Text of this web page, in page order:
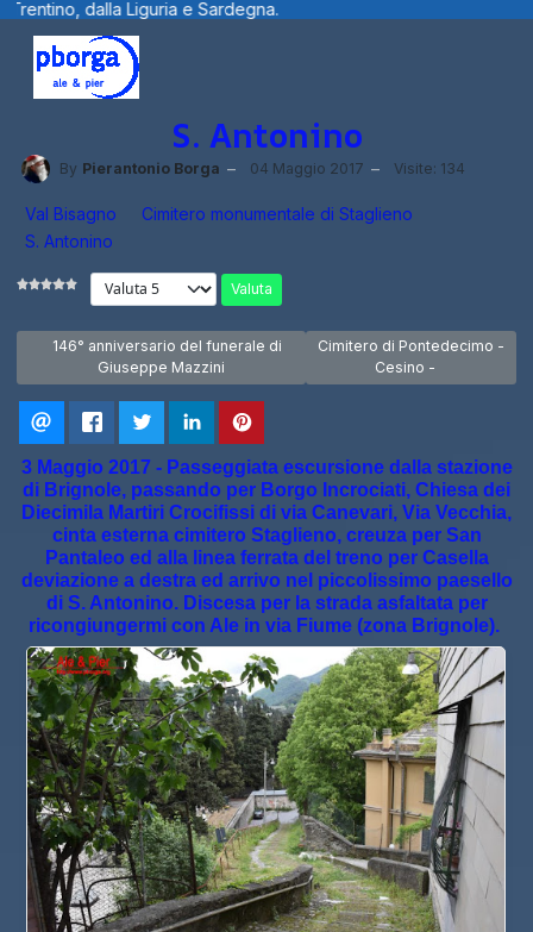
S. Antonino
By Pierantonio Borga 04 Maggio 2017 Visite: 134
Val Bisagno
Cimitero monumentale di Staglieno
S. Antonino
Valuta
Articolo precedente: 146° anniversario del funerale di Giuseppe
146° anniversario del funerale di
Giuseppe Mazzini
Articolo successivo: Cimitero
Cimitero di Pontedecimo -
Cesino -
3 Maggio 2017 - Passeggiata escursione dalla stazione
di Brignole, passando per Borgo Incrociati, Chiesa dei
Diecimila Martiri Crocifissi di via Canevari, Via Vecchia,
cinta esterna cimitero Staglieno, creuza per San
Pantaleo ed alla linea ferrata del treno per Casella
deviazione a destra ed arrivo nel piccolissimo paesello
di S. Antonino. Discesa per la strada asfaltata per
ricongiungermi con Ale in via Fiume (zona Brignole).